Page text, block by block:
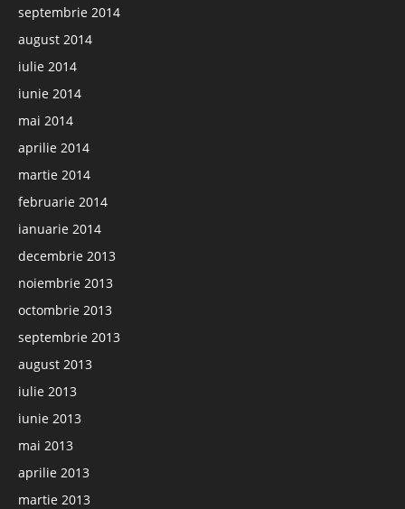
septembrie 2014
august 2014
iulie 2014
iunie 2014
mai 2014
aprilie 2014
martie 2014
februarie 2014
ianuarie 2014
decembrie 2013
noiembrie 2013
octombrie 2013
septembrie 2013
august 2013
iulie 2013
iunie 2013
mai 2013
aprilie 2013
martie 2013